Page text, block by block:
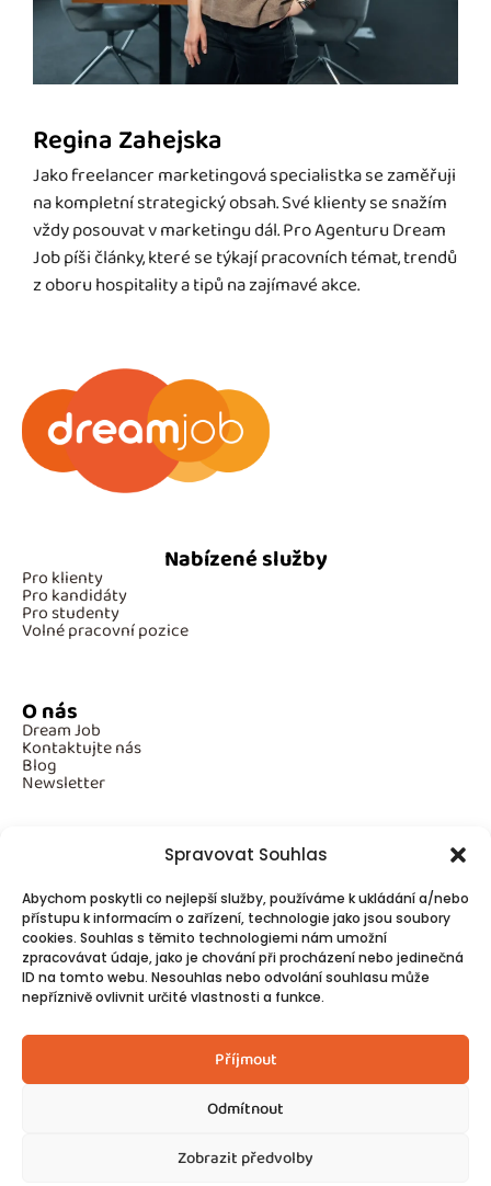
Spravovat Souhlas
Abychom poskytli co nejlepší služby, používáme k ukládání a/nebo
přístupu k informacím o zařízení, technologie jako jsou soubory
cookies. Souhlas s těmito technologiemi nám umožní
zpracovávat údaje, jako je chování při procházení nebo jedinečná
ID na tomto webu. Nesouhlas nebo odvolání souhlasu může
nepříznivě ovlivnit určité vlastnosti a funkce.
Příjmout
Odmítnout
Zobrazit předvolby
Regina Zahejska
Jako freelancer marketingová specialistka se zaměřuji
na kompletní strategický obsah. Své klienty se snažím
vždy posouvat v marketingu dál. Pro Agenturu Dream
Job píši články, které se týkají pracovních témat, trendů
z oboru hospitality a tipů na zajímavé akce.
Nabízené služby
Pro klienty
Pro kandidáty
Pro studenty
Volné pracovní pozice
O nás
Dream Job
Kontaktujte nás
Blog
Newsletter
Povinné informace
GDPR
Cookies
Spojte se s námi!